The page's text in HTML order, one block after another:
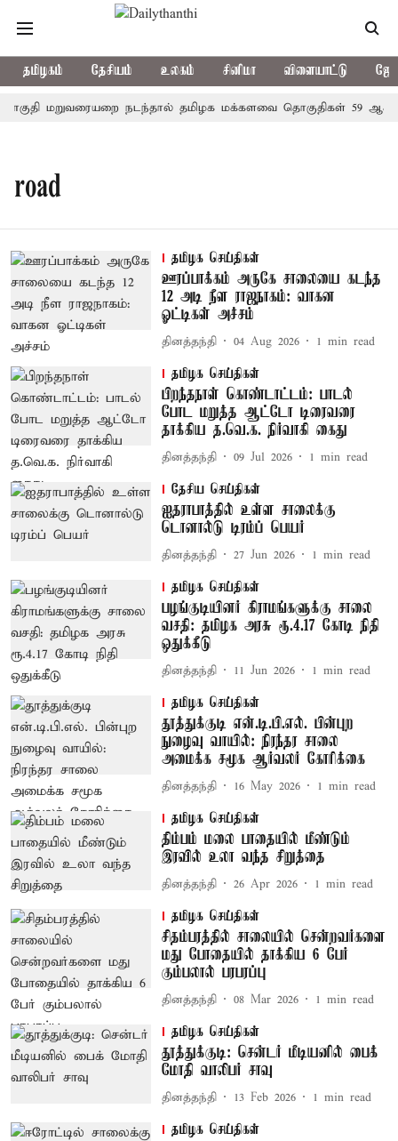
தமிழகம் தேசியம் உலகம் சினிமா விளையாட்டு
மறுவரையறை நடந்தால் தமிழக மக்களவை தொகுதிகள் 59 ஆக
road
தமிழக செய்திகள்
ஊரப்பாக்கம் அருகே சாலையை கடந்த
12 அடி நீள ராஜநாகம்: வாகன
ஓட்டிகள் அச்சம்
தினத்தந்தி 04 Aug 2026 1 min read
தமிழக செய்திகள்
பிறந்தநாள் கொண்டாட்டம்: பாடல்
போட மறுத்த ஆட்டோ டிரைவரை
தாக்கிய த.வெ.க. நிர்வாகி கைது
தினத்தந்தி 09 Jul 2026 1 min read
தேசிய செய்திகள்
ஐதராபாத்தில் உள்ள சாலைக்கு
டொனால்டு டிரம்ப் பெயர்
தினத்தந்தி 27 Jun 2026 1 min read
தமிழக செய்திகள்
பழங்குடியினர் கிராமங்களுக்கு சாலை
வசதி: தமிழக அரசு ரூ.4.17 கோடி நிதி
ஒதுக்கீடு
தினத்தந்தி 11 Jun 2026 1 min read
தமிழக செய்திகள்
தூத்துக்குடி என்.டி.பி.எல். பின்புற
நுழைவு வாயில்: நிரந்தர சாலை
அமைக்க சமூக ஆர்வலர் கோரிக்கை
தினத்தந்தி 16 May 2026 1 min read
தமிழக செய்திகள்
திம்பம் மலை பாதையில் மீண்டும்
இரவில் உலா வந்த சிறுத்தை
தினத்தந்தி 26 Apr 2026 1 min read
தமிழக செய்திகள்
சிதம்பரத்தில் சாலையில் சென்றவர்களை
மது போதையில் தாக்கிய 6 பேர்
கும்பலால் பரபரப்பு
தினத்தந்தி 08 Mar 2026 1 min read
தமிழக செய்திகள்
தூத்துக்குடி: சென்டர் மீடியனில் பைக்
மோதி வாலிபர் சாவு
தினத்தந்தி 13 Feb 2026 1 min read
தமிழக செய்திகள்